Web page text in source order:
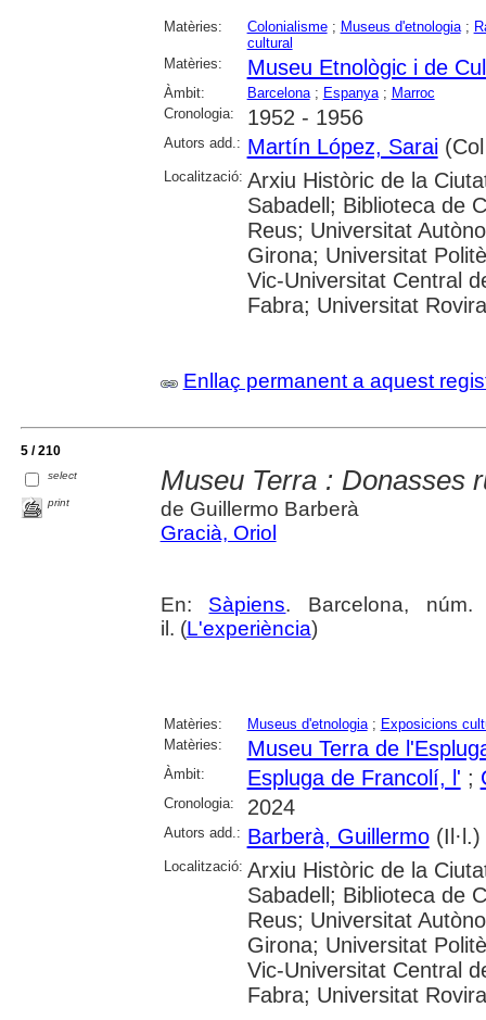
Matèries: Colonialisme; Museus d'etnologia;
cultural
Matèries:
Museu Etnològic i de
Àmbit: Barcelona; Espanya; Marroc
Cronologia:
1952 - 1956
Autors add.: Martín López, Sarai
Localització: Arxiu Històric de la
Sabadell; Biblioteca de
Reus; Universitat
Girona; Universitat
Vic-Universitat Central
Fabra; Universitat
Enllaç permanent a aquest
5 / 210
select
print
Museu Terra : Donasses
de Guillermo Barberà
Gracià, Oriol
En: Sàpiens. Barcelona,
il. (L'experiència)
Matèries: Museus d'etnologia; Exposicions
Matèries:
Museu Terra de
Àmbit: Espluga de Francolí, l' ;
Cronologia: 2024
Autors add.: Barberà, Guillermo(Il·l.)
Localització: Arxiu Històric de la
Sabadell; Biblioteca de
Reus; Universitat
Girona; Universitat
Vic-Universitat Central
Fabra; Universitat